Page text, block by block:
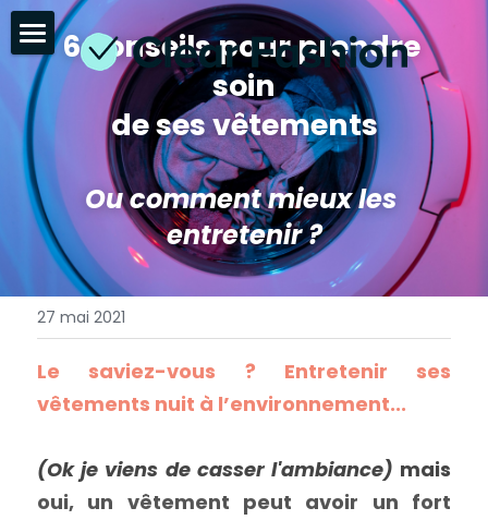
Accueil
Marques
Consommateurs
Ressources
Affichage environnemental
Attentes consommateurs
Aides financières
PARLER À UN EXPERT ⭢
6 conseils pour prendre
soin
de ses vêtements
Ou comment mieux les
entretenir ?
27 mai 2021
Le saviez-vous ? Entretenir ses
vêtements nuit à l’environnement...
(Ok je viens de casser l'ambiance) mais
oui, un vêtement peut avoir un fort